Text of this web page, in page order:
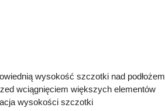
wysokość szczotki nad podłożem
wciągnięciem większych elementów
wysokości szczotki